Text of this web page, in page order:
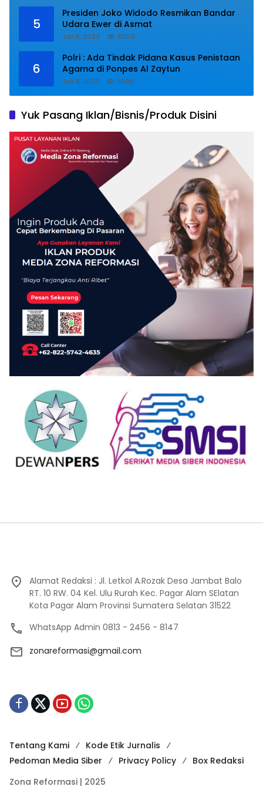
5
Presiden Joko Widodo Resmikan Bandar
Udara Ewer di Asmat
Juli 6, 2023 6056
6
Polri : Ada Tindak Pidana Kasus Penistaan
Agama di Ponpes Al Zaytun
Juli 4, 2023 5699
Yuk Pasang Iklan/Bisnis/Produk Disini
Alamat Redaksi : Jl. Letkol A.Rozak Desa Jambat Balo
RT. 10 RW. 04 Kel. Ulu Rurah Kec. Pagar Alam SElatan
Kota Pagar Alam Provinsi Sumatera Selatan 31522
WhatsApp Admin 0813 - 2456 - 8147
zonareformasi@gmail.com
Tentang Kami
Kode Etik Jurnalis
Pedoman Media Siber
Privacy Policy
Box Redaksi
Zona Reformasi | 2025